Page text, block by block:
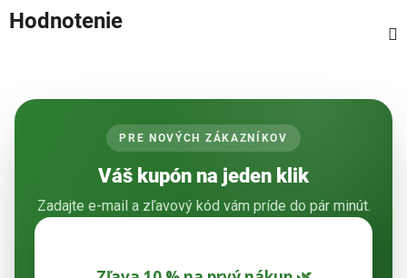
Hodnotenie
PRE NOVÝCH ZÁKAZNÍKOV
Váš kupón na jeden klik
Zadajte e-mail a zľavový kód vám príde do pár minút.